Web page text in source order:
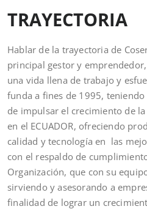
TRAYECTORIA
Hablar de la trayectoria de
principal gestor y
una vida llena de trabajo y
funda a fines de 1995,
de impulsar el crecimiento de
en el ECUADOR, ofreciendo
calidad y tecnología en las
con el respaldo de
Organización, que con su
sirviendo y asesorando a
finalidad de lograr un